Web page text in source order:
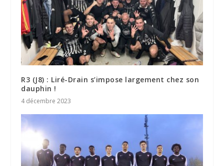
R3 (J8) : Liré-Drain s’impose largement chez son
dauphin !
4 décembre 2023